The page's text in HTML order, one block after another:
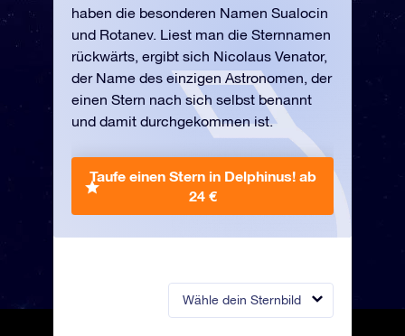
Wähle dein Sternbild
haben die besonderen Namen Sualocin
und Rotanev. Liest man die Sternnamen
rückwärts, ergibt sich Nicolaus Venator,
der Name des einzigen Astronomen, der
einen Stern nach sich selbst benannt
und damit durchgekommen ist.
Taufe einen Stern in Delphinus! ab
24 €